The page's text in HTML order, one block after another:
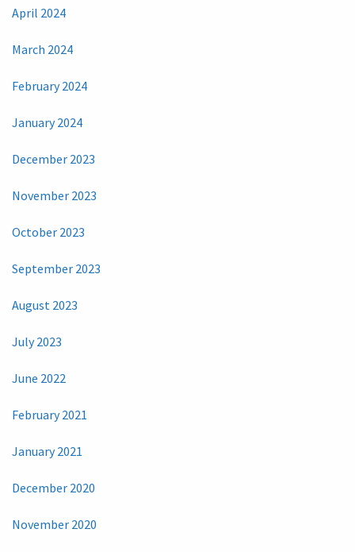
April 2024
March 2024
February 2024
January 2024
December 2023
November 2023
October 2023
September 2023
August 2023
July 2023
June 2022
February 2021
January 2021
December 2020
November 2020